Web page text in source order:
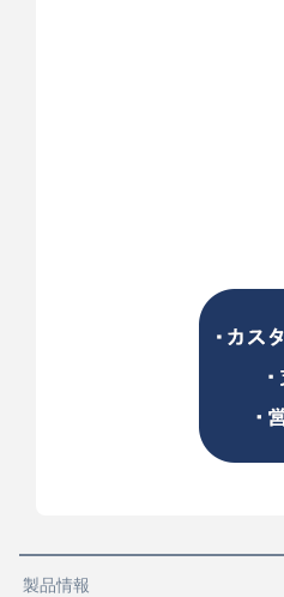
製品情報